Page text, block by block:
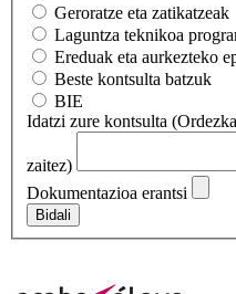
Geroratze eta zatikatzeak
Laguntza teknikoa
Ereduak eta aurkezteko
Beste kontsulta batzuk
BIE
Idatzi zure kontsulta
zaitez)
Dokumentazioa erantsi
Bidali